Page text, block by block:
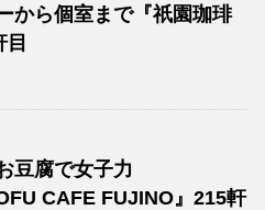
から個室まで『祇園珈琲
豆腐で女子力
CAFE FUJINO』215軒